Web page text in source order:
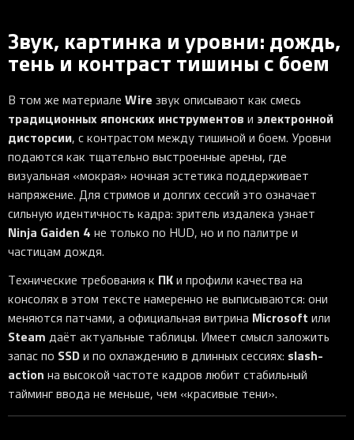
Звук, картинка и уровни: дождь,
тень и контраст тишины с боем
В том же материале Wire звук описывают как смесь
традиционных японских инструментов и электронной
дисторсии, с контрастом между тишиной и боем. Уровни
подаются как тщательно выстроенные арены, где
визуальная «мокрая» ночная эстетика поддерживает
напряжение. Для стримов и долгих сессий это означает
сильную идентичность кадра: зритель издалека узнает
Ninja Gaiden 4 не только по HUD, но и по палитре и
частицам дождя.
Технические требования к ПКи профили качества на
консолях в этом тексте намеренно не выписываются: они
меняются патчами, а официальная витрина Microsoft или
Steam даёт актуальные таблицы. Имеет смысл заложить
запас по SSDи по охлаждению в длинных сессиях: slash-
action на высокой частоте кадров любит стабильный
тайминг ввода не меньше, чем «красивые тени».